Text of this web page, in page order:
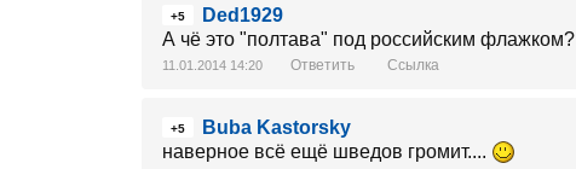
+5
Ded1929
А чё это "полтава" под российским флажком?
11.01.2014 14:20 Ответить Ссылка
+5
Buba Kastorsky
наверное всё ещё шведов громит....